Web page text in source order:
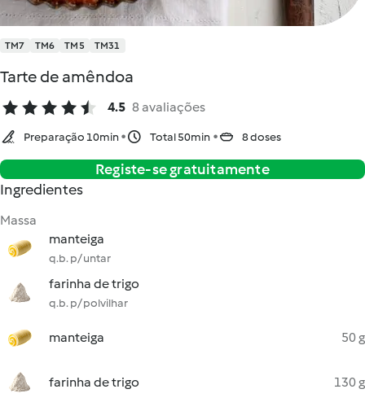
TM7 TM6 TM5 TM31
Tarte de amêndoa
4.5 8 avaliações
Preparação 10min Total 50min 8 doses
Registe-se gratuitamente
Ingredientes
Massa
manteiga
q.b. p/ untar
farinha de trigo
q.b. p/ polvilhar
manteiga 50 g
farinha de trigo 130 g